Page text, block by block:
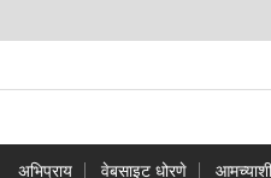
अभिप्राय वेबसाइट धोरणे